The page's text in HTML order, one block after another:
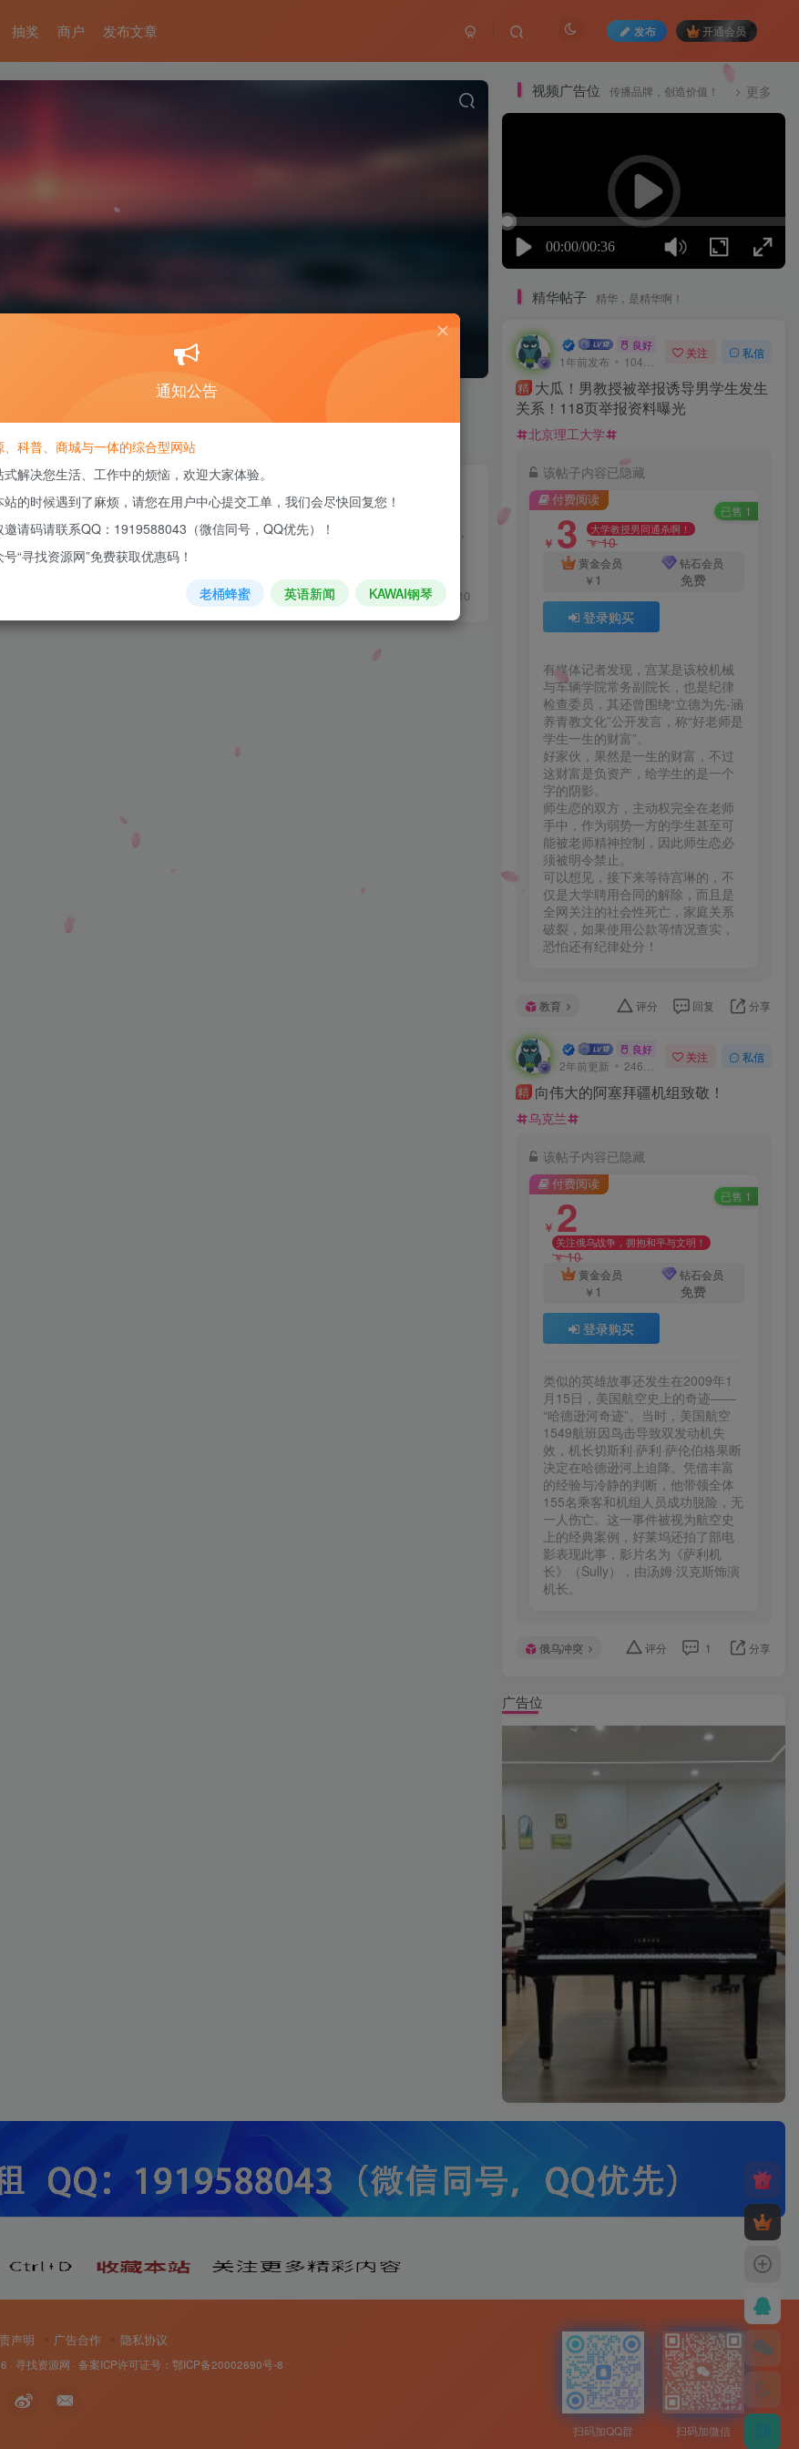
抽奖 商户 发布文章 发布 开通会员
底了解以太网供电了
定制安装全屋WiFi联系电话：13971387305来自：网络技术联盟站 前言在今天这个“万物互联”的时代，智能楼宇、安防监控、无线网络、物联网应用随处可见。你会发现一个共同点：这些设备不但需要...
0 59 10
视频广告位 传播品牌，创造价值！ 更多
精华帖子 精华，是精华啊！
一口深井 良好 · 560
1年前发布 104次阅读
关注 私信
精 大瓜！男教授被举报诱导男学生发生
关系！118页举报资料曝光
北京理工大学
该帖子内容已隐藏
付费阅读
已售 1
￥ 3 大学教授男同通杀啊！
￥10
黄金会员
￥ 1
钻石会员
免费
登录购买
有媒体记者发现，宫某是该校机械
与车辆学院常务副院长，也是纪律
检查委员，其还曾围绕“立德为先-涵
养青教文化”公开发言，称“好老师是
学生一生的财富”。
好家伙，果然是一生的财富，不过
这财富是负资产，给学生的是一个
字的阴影。
师生恋的双方，主动权完全在老师
手中，作为弱势一方的学生甚至可
能被老师精神控制，因此师生恋必
须被明令禁止。
可以想见，接下来等待宫琳的，不
仅是大学聘用合同的解除，而且是
全网关注的社会性死亡，家庭关系
破裂，如果使用公款等情况查实，
恐怕还有纪律处分！
教育 评分 回复 分享
一口深井 良好 · 560
2年前更新 246次阅读
关注 私信
精 向伟大的阿塞拜疆机组致敬！
乌克兰
该帖子内容已隐藏
付费阅读
已售 1
￥ 2
关注俄乌战争，拥抱和平与文明！
￥10
黄金会员
￥ 1
钻石会员
免费
登录购买
类似的英雄故事还发生在2009年1
月15日，美国航空史上的奇迹——
“哈德逊河奇迹”。当时，美国航空
1549航班因鸟击导致双发动机失
效，机长切斯利·萨利·萨伦伯格果断
决定在哈德逊河上迫降。凭借丰富
的经验与冷静的判断，他带领全体
155名乘客和机组人员成功脱险，无
一人伤亡。这一事件被视为航空史
上的经典案例，好莱坞还拍了部电
影表现此事，影片名为《萨利机
长》（Sully），由汤姆·汉克斯饰演
机长。
俄乌冲突 评分 1 分享
广告位
声明 广告合作 隐私协议
· 寻找资源网 · 备案ICP许可证号： 鄂ICP备20002690号-8
扫码加QQ群 扫码加微信
通知公告
科普、商城与一体的综合型网站
解决您生活、工作中的烦恼，欢迎大家体验。
的时候遇到了麻烦，请您在用户中心提交工单，我们会尽快回复您！
请码请联系QQ：1919588043（微信同号，QQ优先）！
“寻找资源网”免费获取优惠码！
老桶蜂蜜 英语新闻 KAWAI钢琴